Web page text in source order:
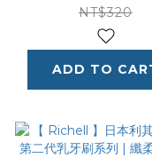
寶寶用乳牙刷
NT$320
ADD TO